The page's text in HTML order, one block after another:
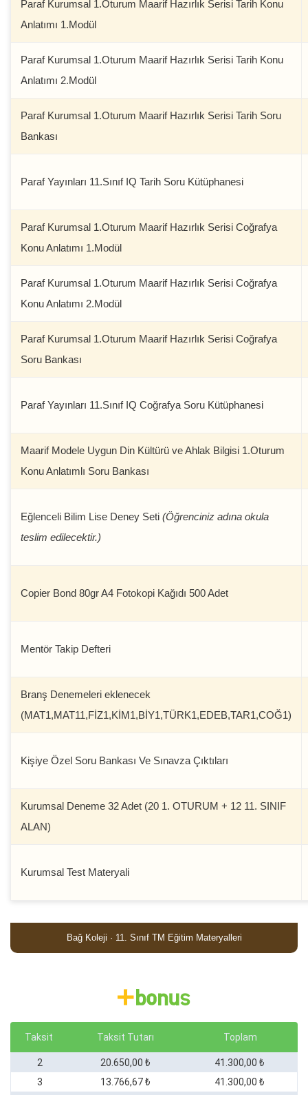
Paraf Kurumsal 1.Oturum Maarif Hazırlık Serisi Tarih Konu
Anlatımı 1.Modül
Paraf Kurumsal 1.Oturum Maarif Hazırlık Serisi Tarih Konu
Anlatımı 2.Modül
Paraf Kurumsal 1.Oturum Maarif Hazırlık Serisi Tarih Soru
Bankası
Paraf Yayınları 11.Sınıf IQ Tarih Soru Kütüphanesi
Paraf Kurumsal 1.Oturum Maarif Hazırlık Serisi Coğrafya
Konu Anlatımı 1.Modül
Paraf Kurumsal 1.Oturum Maarif Hazırlık Serisi Coğrafya
Konu Anlatımı 2.Modül
Paraf Kurumsal 1.Oturum Maarif Hazırlık Serisi Coğrafya
Soru Bankası
Paraf Yayınları 11.Sınıf IQ Coğrafya Soru Kütüphanesi
Maarif Modele Uygun Din Kültürü ve Ahlak Bilgisi 1.Oturum
Konu Anlatımlı Soru Bankası
Eğlenceli Bilim Lise Deney Seti (Öğrenciniz adına okula
teslim edilecektir.)
Copier Bond 80gr A4 Fotokopi Kağıdı 500 Adet
Mentör Takip Defteri
Branş Denemeleri eklenecek
(MAT1,MAT11,FİZ1,KİM1,BİY1,TÜRK1,EDEB,TAR1,COĞ1)
Kişiye Özel Soru Bankası Ve Sınavza Çıktıları
Kurumsal Deneme 32 Adet (20 1. OTURUM + 12 11. SINIF
ALAN)
Kurumsal Test Materyali
Bağ Koleji · 11. Sınıf TM Eğitim Materyalleri
Taksit Taksit Tutarı Toplam
2 20.650,00 ₺
41.300,00 ₺
3
13.766,67 ₺
41.300,00 ₺